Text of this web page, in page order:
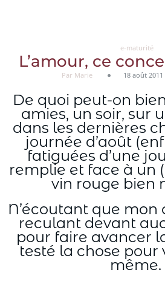
e-maturité
L’amour, ce
Par Marie 18 août 2011
De quoi peut-on
amies, un soir, sur
dans les dernières
journée d’août
fatiguées d’une
remplie et face à un
vin rouge bien
N’écoutant que mon
reculant devant
pour faire avancer
testé la chose pour
même.